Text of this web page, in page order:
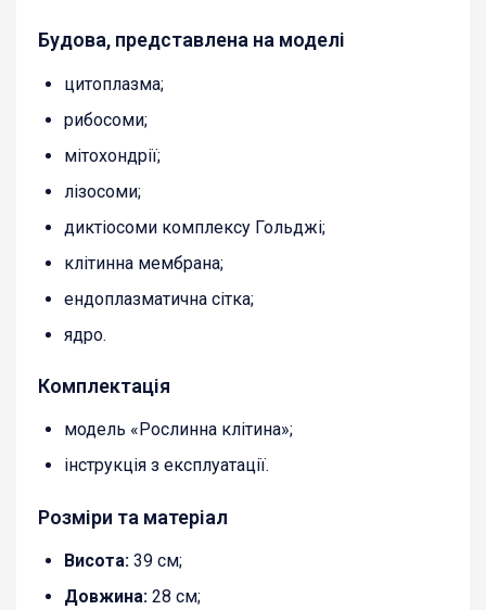
Будова, представлена на моделі
цитоплазма;
рибосоми;
мітохондрії;
лізосоми;
диктіосоми комплексу Гольджі;
клітинна мембрана;
ендоплазматична сітка;
ядро.
Комплектація
модель «Рослинна клітина»;
інструкція з експлуатації.
Розміри та матеріал
Висота: 39 см;
Довжина: 28 см;